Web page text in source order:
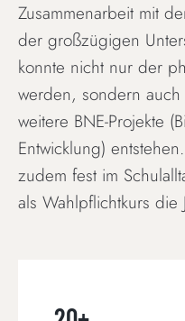
Zusammenarbeit mit
der großzügigen
konnte nicht nur der
werden, sondern
weitere BNE-Projekte
Entwicklung)
zudem fest im
als Wahlpflichtkurs